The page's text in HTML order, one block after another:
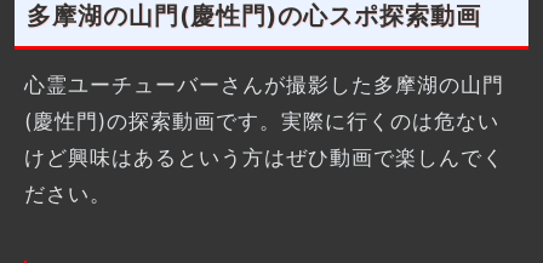
多摩湖の山門(慶性門)の心スポ探索動画
心霊ユーチューバーさんが撮影した多摩湖の山門
(慶性門)の探索動画です。実際に行くのは危ない
けど興味はあるという方はぜひ動画で楽しんでく
ださい。